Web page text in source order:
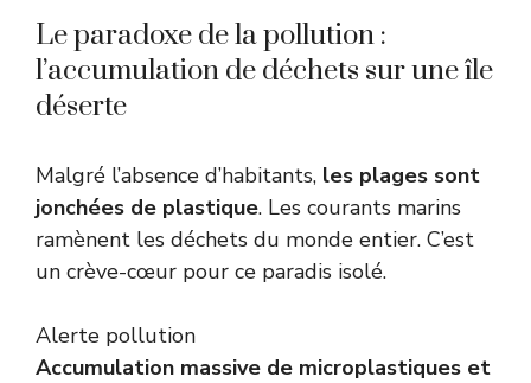
Le paradoxe de la pollution :
l’accumulation de déchets sur une île
déserte
Malgré l’absence d’habitants, les plages sont
jonchées de plastique. Les courants marins
ramènent les déchets du monde entier. C’est
un crève-cœur pour ce paradis isolé.
Alerte pollution
Accumulation massive de microplastiques et